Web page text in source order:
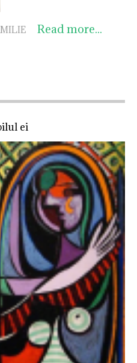
tensiunile interne, astfel
atacat, chiar concentric,
pentru a-l îmbolnăvi pe
celălalt - care e considerat
un ratat și are rolul
indispensabil de purtator
de simptom, ajungând să
își amplifice conflictele și
să se irite reciproc. În
anumite situații tot acest
proces are loc între două
persoane din familie, pe
când ceilalți participă ca
și spectatori, de pe
margine.
Read more...
ei